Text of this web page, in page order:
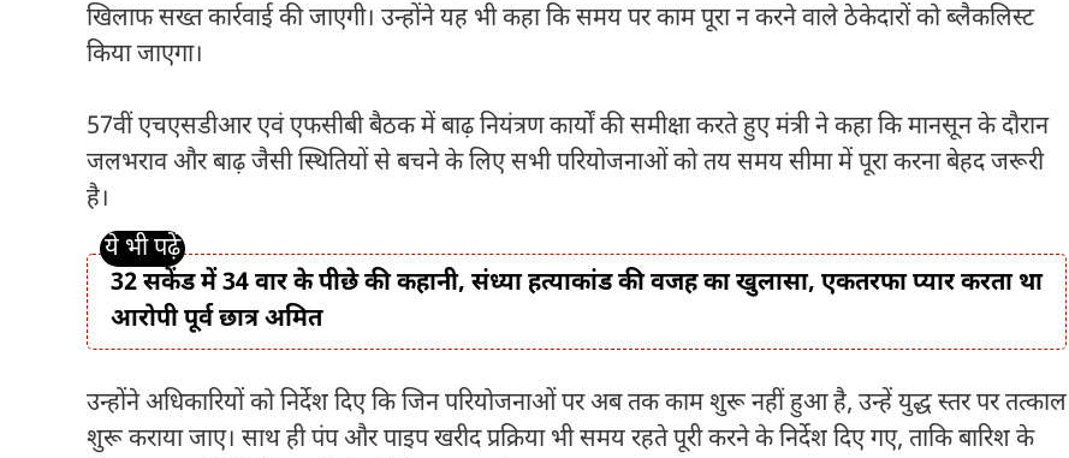
खिलाफ सख्त कार्रवाई की जाएगी। उन्होंने यह भी कहा कि समय पर काम पूरा न करने वाले ठेकेदारों को ब्लैकलिस्ट
किया जाएगा।
57वीं एचएसडीआर एवं एफसीबी बैठक में बाढ़ नियंत्रण कार्यों की समीक्षा करते हुए मंत्री ने कहा कि मानसून के दौरान
जलभराव और बाढ़ जैसी स्थितियों से बचने के लिए सभी परियोजनाओं को तय समय सीमा में पूरा करना बेहद जरूरी
है।
32 सकेंड में 34 वार के पीछे की कहानी, संध्या हत्याकांड की वजह का खुलासा, एकतरफा प्यार करता था
आरोपी पूर्व छात्र अमित
उन्होंने अधिकारियों को निर्देश दिए कि जिन परियोजनाओं पर अब तक काम शुरू नहीं हुआ है, उन्हें युद्ध स्तर पर तत्काल
शुरू कराया जाए। साथ ही पंप और पाइप खरीद प्रक्रिया भी समय रहते पूरी करने के निर्देश दिए गए, ताकि बारिश के